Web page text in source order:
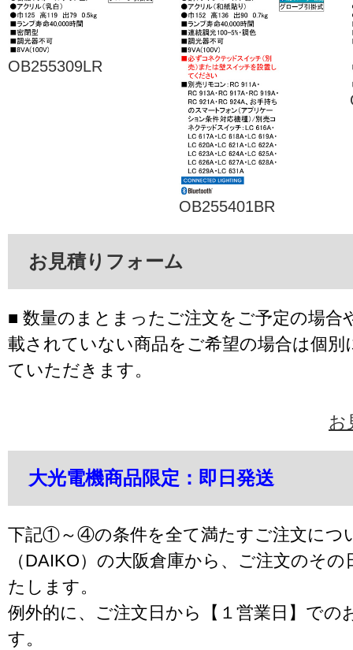
OB255309LR
OB255401BR
お見積りフォーム
■ 数量のまとまったご注文をご予定の場合
載されていない商品をご希望の場合は個別
ていただきます。
お
大光電機商品限定：即日発送
下記①～④の条件を全て満たすご注文につ
（DAIKO）の大阪倉庫から、ご注文のそ
たします。
例外的に、ご注文日から【１営業日】での
す。